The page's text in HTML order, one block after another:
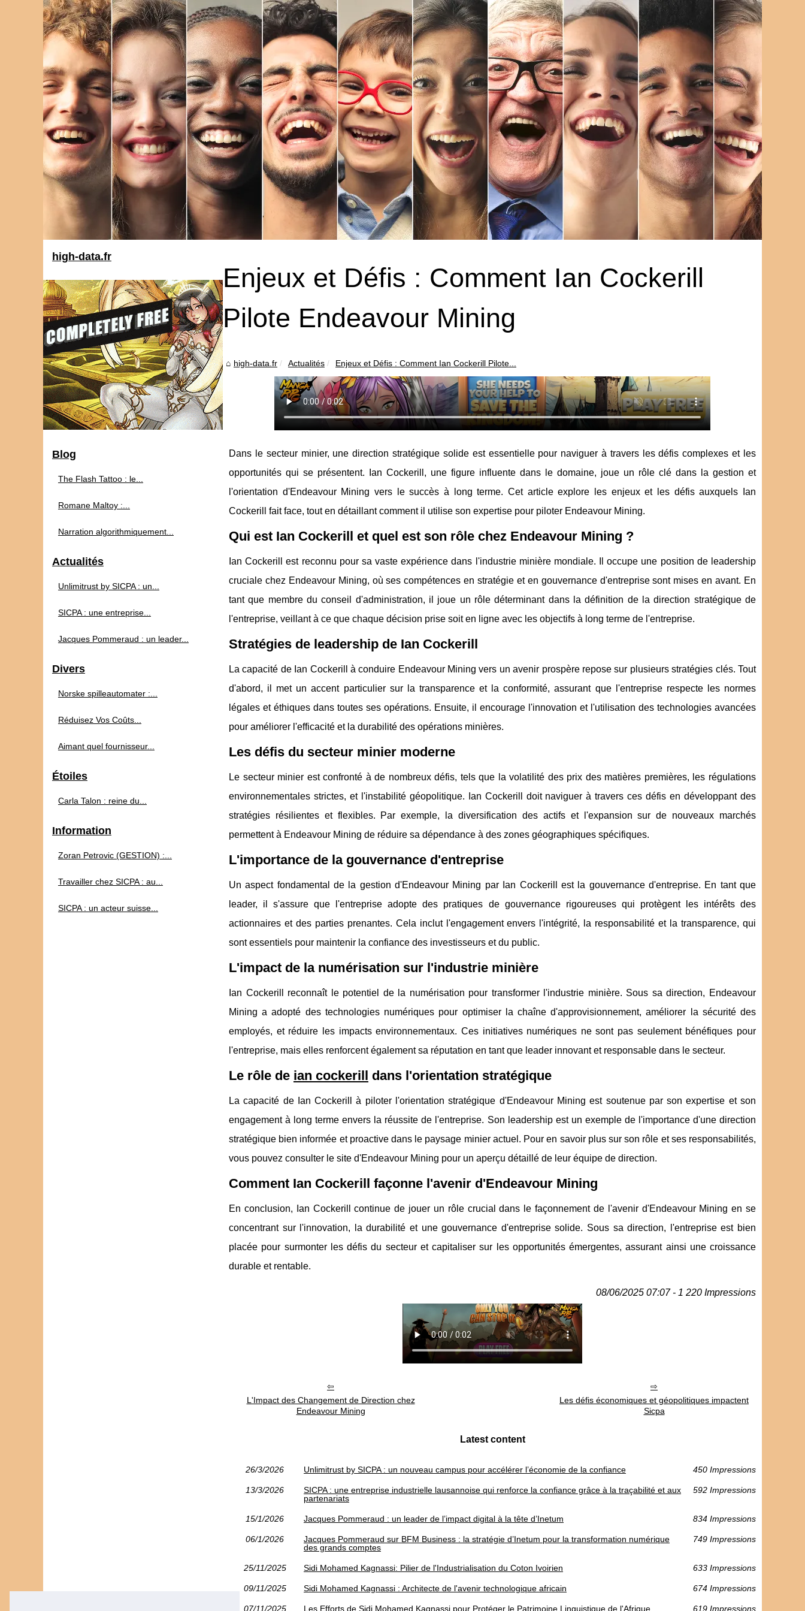
Enjeux et Défis : Comment Ian Cockerill
Pilote Endeavour Mining
high-data.fr Actualités Enjeux et Défis : Comment Ian Cockerill Pilote...
Dans le secteur minier, une direction stratégique solide est essentielle pour naviguer à travers les défis complexes et les
opportunités qui se présentent. Ian Cockerill, une figure influente dans le domaine, joue un rôle clé dans la gestion et
l'orientation d'Endeavour Mining vers le succès à long terme. Cet article explore les enjeux et les défis auxquels Ian
Cockerill fait face, tout en détaillant comment il utilise son expertise pour piloter Endeavour Mining.
Qui est Ian Cockerill et quel est son rôle chez Endeavour Mining ?
Ian Cockerill est reconnu pour sa vaste expérience dans l'industrie minière mondiale. Il occupe une position de leadership
cruciale chez Endeavour Mining, où ses compétences en stratégie et en gouvernance d'entreprise sont mises en avant. En
tant que membre du conseil d'administration, il joue un rôle déterminant dans la définition de la direction stratégique de
l'entreprise, veillant à ce que chaque décision prise soit en ligne avec les objectifs à long terme de l'entreprise.
Stratégies de leadership de Ian Cockerill
La capacité de Ian Cockerill à conduire Endeavour Mining vers un avenir prospère repose sur plusieurs stratégies clés. Tout
d'abord, il met un accent particulier sur la transparence et la conformité, assurant que l'entreprise respecte les normes
légales et éthiques dans toutes ses opérations. Ensuite, il encourage l'innovation et l'utilisation des technologies avancées
pour améliorer l'efficacité et la durabilité des opérations minières.
Les défis du secteur minier moderne
Le secteur minier est confronté à de nombreux défis, tels que la volatilité des prix des matières premières, les régulations
environnementales strictes, et l'instabilité géopolitique. Ian Cockerill doit naviguer à travers ces défis en développant des
stratégies résilientes et flexibles. Par exemple, la diversification des actifs et l'expansion sur de nouveaux marchés
permettent à Endeavour Mining de réduire sa dépendance à des zones géographiques spécifiques.
L'importance de la gouvernance d'entreprise
Un aspect fondamental de la gestion d'Endeavour Mining par Ian Cockerill est la gouvernance d'entreprise. En tant que
leader, il s'assure que l'entreprise adopte des pratiques de gouvernance rigoureuses qui protègent les intérêts des
actionnaires et des parties prenantes. Cela inclut l'engagement envers l'intégrité, la responsabilité et la transparence, qui
sont essentiels pour maintenir la confiance des investisseurs et du public.
L'impact de la numérisation sur l'industrie minière
Ian Cockerill reconnaît le potentiel de la numérisation pour transformer l'industrie minière. Sous sa direction, Endeavour
Mining a adopté des technologies numériques pour optimiser la chaîne d'approvisionnement, améliorer la sécurité des
employés, et réduire les impacts environnementaux. Ces initiatives numériques ne sont pas seulement bénéfiques pour
l'entreprise, mais elles renforcent également sa réputation en tant que leader innovant et responsable dans le secteur.
Le rôle de ian cockerill dans l'orientation stratégique
La capacité de Ian Cockerill à piloter l'orientation stratégique d'Endeavour Mining est soutenue par son expertise et son
engagement à long terme envers la réussite de l'entreprise. Son leadership est un exemple de l'importance d'une direction
stratégique bien informée et proactive dans le paysage minier actuel. Pour en savoir plus sur son rôle et ses responsabilités,
vous pouvez consulter le site d'Endeavour Mining pour un aperçu détaillé de leur équipe de direction.
Comment Ian Cockerill façonne l'avenir d'Endeavour Mining
En conclusion, Ian Cockerill continue de jouer un rôle crucial dans le façonnement de l'avenir d'Endeavour Mining en se
concentrant sur l'innovation, la durabilité et une gouvernance d'entreprise solide. Sous sa direction, l'entreprise est bien
placée pour surmonter les défis du secteur et capitaliser sur les opportunités émergentes, assurant ainsi une croissance
durable et rentable.
08/06/2025 07:07 - 1 220 Impressions
L'Impact des Changement de Direction chez
Endeavour Mining
Les défis économiques et géopolitiques impactent
Sicpa
Latest content
26/3/2026 Unlimitrust by SICPA : un nouveau campus pour accélérer l’économie de la confiance 450 Impressions
13/3/2026
SICPA : une entreprise industrielle lausannoise qui renforce la confiance grâce à la traçabilité et aux
partenariats
592 Impressions
15/1/2026 Jacques Pommeraud : un leader de l’impact digital à la tête d’Inetum 834 Impressions
06/1/2026
Jacques Pommeraud sur BFM Business : la stratégie d’Inetum pour la transformation numérique
des grands comptes
749 Impressions
25/11/2025 Sidi Mohamed Kagnassi: Pilier de l'Industrialisation du Coton Ivoirien 633 Impressions
09/11/2025 Sidi Mohamed Kagnassi : Architecte de l'avenir technologique africain 674 Impressions
07/11/2025 Les Efforts de Sidi Mohamed Kagnassi pour Protéger le Patrimoine Linguistique de l'Afrique 619 Impressions
high-data.fr
Blog
The Flash Tattoo : le...
Romane Maltoy :...
Narration algorithmiquement...
Actualités
Unlimitrust by SICPA : un...
SICPA : une entreprise...
Jacques Pommeraud : un leader...
Divers
Norske spilleautomater :...
Réduisez Vos Coûts...
Aimant quel fournisseur...
Étoiles
Carla Talon : reine du...
Information
Zoran Petrovic (GESTION) :...
Travailler chez SICPA : au...
SICPA : un acteur suisse...